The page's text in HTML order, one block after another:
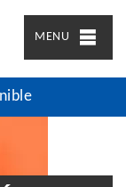
MENU